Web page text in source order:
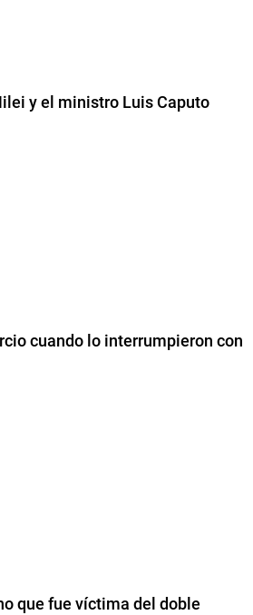
y el ministro Luis Caputo
cuando lo interrumpieron con
que fue víctima del doble